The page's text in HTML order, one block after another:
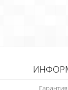
Гарантия